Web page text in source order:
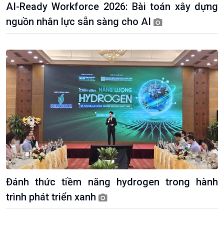
AI-Ready Workforce 2026: Bài toán xây dựng
nguồn nhân lực sẵn sàng cho AI
Đánh thức tiềm năng hydrogen trong hành
trình phát triển xanh